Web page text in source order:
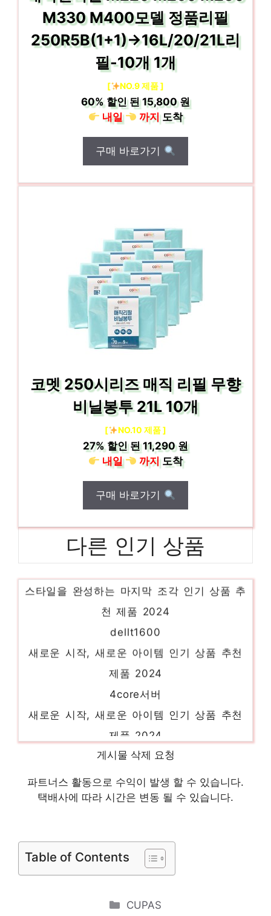
M330 M400모델 정품리필
250R5B(1+1)->16L/20/21L리
필-10개 1개
[ NO.9 제품 ]
60%할인 된15,800 원
내일
까지도착
구매 바로가기
코멧 250시리즈 매직 리필 무향
비닐봉투 21L 10개
[ NO.10 제품 ]
27%할인 된11,290 원
내일
까지도착
구매 바로가기
다른 인기 상품
hpxw4600
스타일을 완성하는 마지막 조각 인기 상품 추
천 제품 2024
dellt1600
제품 2024
4core서버
새로운 시작, 새로운 아이템 인기 상품 추천
제품 2024
hp379123001
품 2024
f2d64av
품 2024
dellt5610
품 2024
게시물 삭제 요청
파트너스 활동으로 수익이 발생 할 수 있습니다.
택배사에 따라 시간은 변동 될 수 있습니다.
Table of Contents
Categories
CUPAS